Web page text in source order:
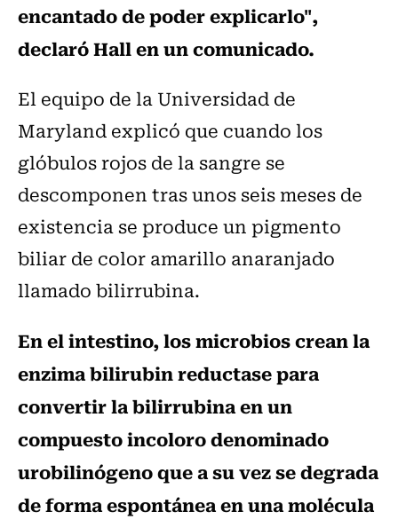
encantado de poder explicarlo",
declaró Hall en un comunicado.
El equipo de la Universidad de
Maryland explicó que cuando los
glóbulos rojos de la sangre se
descomponen tras unos seis meses de
existencia se produce un pigmento
biliar de color amarillo anaranjado
llamado bilirrubina.
En el intestino, los microbios crean la
enzima bilirubin reductase para
convertir la bilirrubina en un
compuesto incoloro denominado
urobilinógeno que a su vez se degrada
de forma espontánea en una molécula